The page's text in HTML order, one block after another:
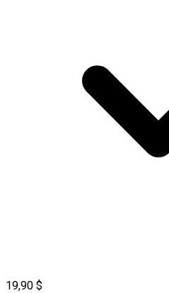
19,90 $